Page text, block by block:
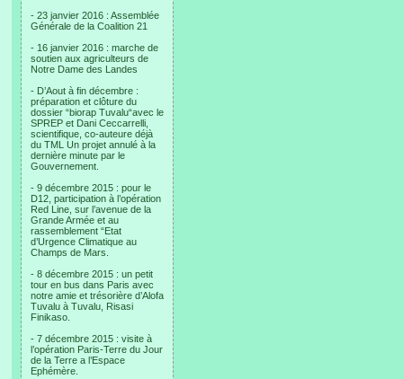
- 23 janvier 2016 : Assemblée
Générale de la Coalition 21
- 16 janvier 2016 : marche de
soutien aux agriculteurs de
Notre Dame des Landes
- D’Aout à fin décembre :
préparation et clôture du
dossier “biorap Tuvalu“avec le
SPREP et Dani Ceccarrelli,
scientifique, co-auteure déjà
du TML Un projet annulé à la
dernière minute par le
Gouvernement.
- 9 décembre 2015 : pour le
D12, participation à l’opération
Red Line, sur l’avenue de la
Grande Armée et au
rassemblement “Etat
d’Urgence Climatique au
Champs de Mars.
- 8 décembre 2015 : un petit
tour en bus dans Paris avec
notre amie et trésorière d’Alofa
Tuvalu à Tuvalu, Risasi
Finikaso.
- 7 décembre 2015 : visite à
l’opération Paris-Terre du Jour
de la Terre a l’Espace
Ephémère.